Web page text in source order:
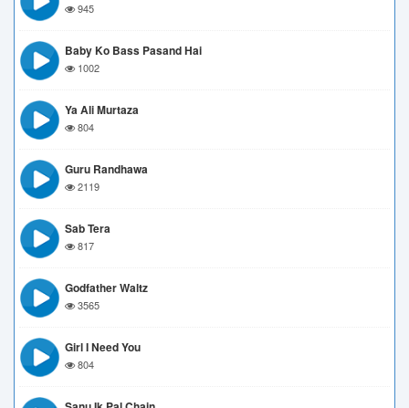
945
Baby Ko Bass Pasand Hai
1002
Ya Ali Murtaza
804
Guru Randhawa
2119
Sab Tera
817
Godfather Waltz
3565
Girl I Need You
804